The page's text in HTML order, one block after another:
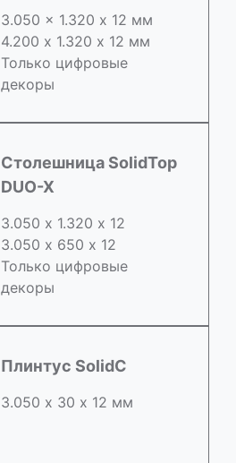
3.050 x 1.320 х 12 мм
4.200 x 1.320 х 12 мм
Только цифровые
декоры
Столешница SolidTop
DUO-X
3.050 х 1.320 х 12
3.050 x 650 х 12
Только цифровые
декоры
Плинтус SolidC
3.050 х 30 х 12 мм